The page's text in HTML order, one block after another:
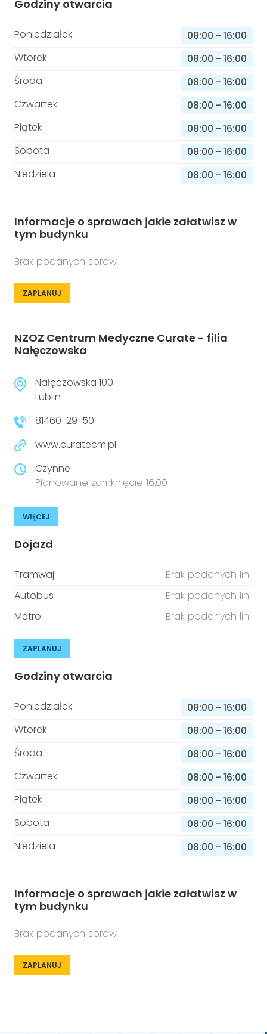
Godziny otwarcia
Poniedziałek 08:00 - 16:00
Wtorek
08:00 - 16:00
Środa
08:00 - 16:00
Czwartek
08:00 - 16:00
Piątek
08:00 - 16:00
Sobota
08:00 - 16:00
Niedziela
08:00 - 16:00
Informacje o sprawach jakie załatwisz w
tym budynku
Brak podanych spraw
ZAPLANUJ
NZOZ Centrum Medyczne Curate - filia
Nałęczowska
Nałęczowska 100
Lublin
81460-29-50
www.curatecm.pl
Czynne
Planowane zamknięcie 16:00
WIĘCEJ
Dojazd
Tramwaj
Brak podanych linii
Autobus
Brak podanych linii
Metro
Brak podanych linii
ZAPLANUJ
Godziny otwarcia
Poniedziałek 08:00 - 16:00
Wtorek
08:00 - 16:00
Środa
08:00 - 16:00
Czwartek
08:00 - 16:00
Piątek
08:00 - 16:00
Sobota
08:00 - 16:00
Niedziela
08:00 - 16:00
Informacje o sprawach jakie załatwisz w
tym budynku
Brak podanych spraw
ZAPLANUJ